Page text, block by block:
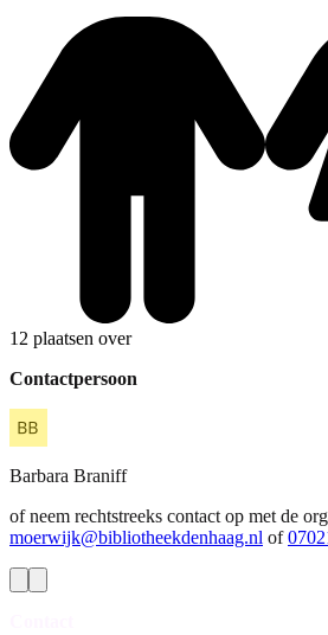
12 plaatsen over
Contactpersoon
Barbara Braniff
of neem rechtstreeks contact op met de
moerwijk@bibliotheekdenhaag.nl of